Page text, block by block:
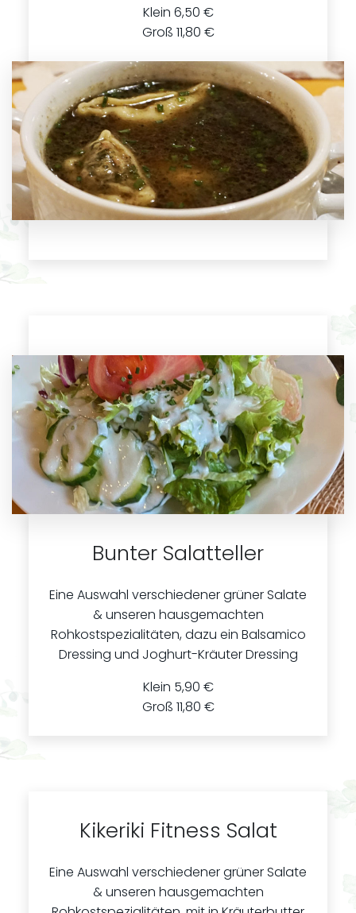
Klein 6,50 €
Groß 11,80 €
Bunter Salatteller
Eine Auswahl verschiedener grüner Salate
& unseren hausgemachten
Rohkostspezialitäten, dazu ein Balsamico
Dressing und Joghurt-Kräuter Dressing
Klein 5,90 €
Groß 11,80 €
Kikeriki Fitness Salat
Eine Auswahl verschiedener grüner Salate
& unseren hausgemachten